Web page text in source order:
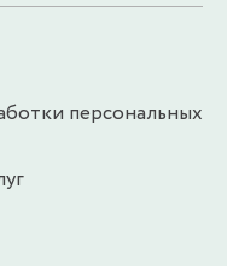
персональных